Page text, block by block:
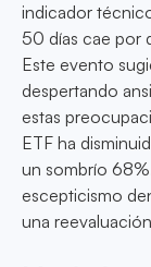
indicador
50 días cae por
Este evento
despertando
estas
ETF ha
un sombrío
escepticismo
una